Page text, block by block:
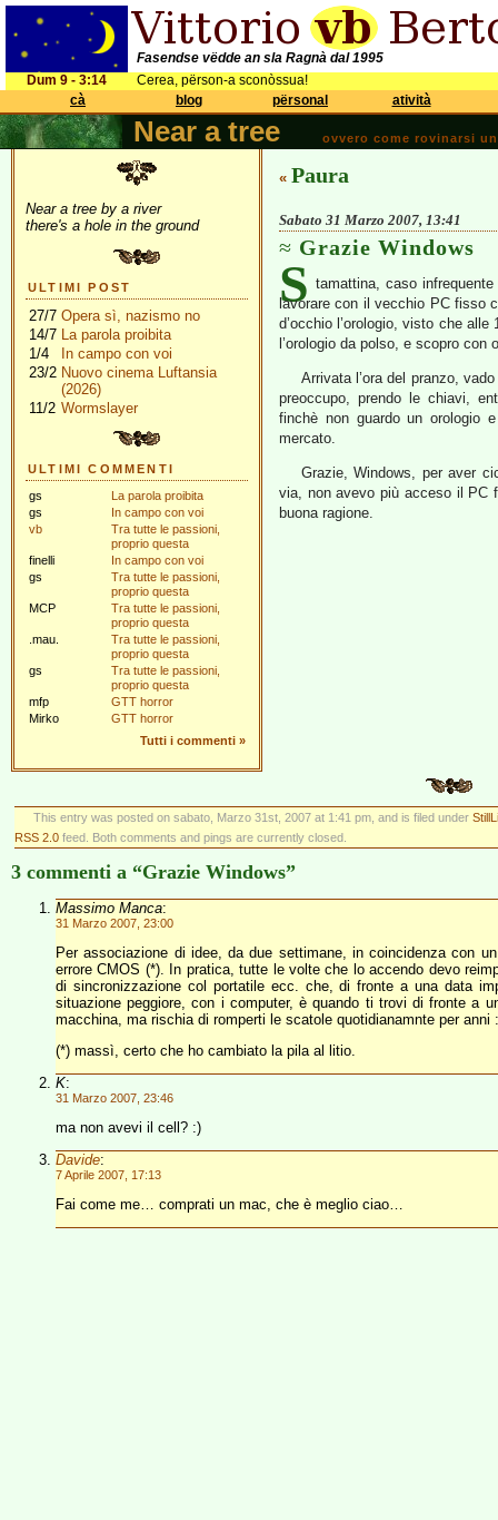
Fasendse vëdde an sla Ragnà dal 1995
Dum 9 - 3:14
Cerea, përson-a sconòssua!
cà
blog përsonal atività
Near a tree ovvero come rovinarsi
Near a tree by a river
there's a hole in the ground
ULTIMI POST
27/7 Opera sì, nazismo no
14/7 La parola proibita
1/4
In campo con voi
23/2 Nuovo cinema Luftansia
(2026)
11/2 Wormslayer
ULTIMI COMMENTI
gs
La parola proibita
gs
In campo con voi
vb
Tra tutte le passioni,
proprio questa
finelli
In campo con voi
gs
Tra tutte le passioni,
proprio questa
MCP
Tra tutte le passioni,
proprio questa
.mau.
Tra tutte le passioni,
proprio questa
gs
Tra tutte le passioni,
proprio questa
mfp
GTT horror
Mirko
GTT horror
Tutti i commenti »
« Paura
Sabato 31 Marzo 2007, 13:41
Grazie Windows
S tamattina, caso
lavorare con il vecchio PC fisso
d’occhio l’orologio, visto che
l’orologio da polso, e scopro con
Arrivata l’ora del pranzo,
preoccupo, prendo le chiavi,
finchè non guardo un orologio
mercato.
Grazie, Windows, per aver
via, non avevo più acceso il PC
buona ragione.
This entry was posted on sabato, Marzo 31st, 2007 at 1:41 pm, and is filed under
RSS 2.0 feed. Both comments and pings are currently closed.
3 commenti a “Grazie Windows”
Massimo Manca:
31 Marzo 2007, 23:00
Per associazione di idee, da due settimane, in coincidenza con
errore CMOS (*). In pratica, tutte le volte che lo accendo devo
di sincronizzazione col portatile ecc. che, di fronte a una data
situazione peggiore, con i computer, è quando ti trovi di fronte a
macchina, ma rischia di romperti le scatole quotidianamnte per anni
(*) massì, certo che ho cambiato la pila al litio.
K:
31 Marzo 2007, 23:46
ma non avevi il cell? :)
Davide:
7 Aprile 2007, 17:13
Fai come me… comprati un mac, che è meglio ciao…